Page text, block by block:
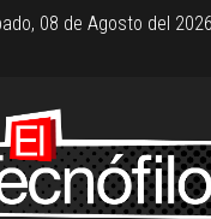
08 de Agosto del 2026